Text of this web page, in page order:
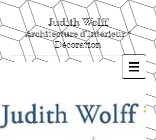
Judith Wolff
Architecture d'Intérieur *
Décoration